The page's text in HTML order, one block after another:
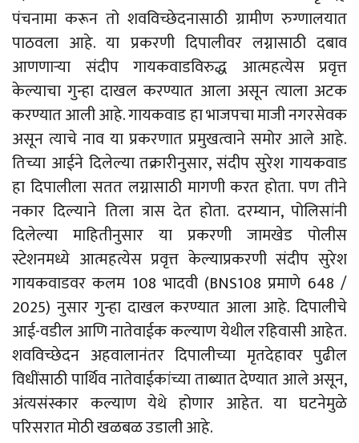
पंचनामा करून तो शवविच्छेदनासाठी ग्रामीण रुग्णालयात
पाठवला आहे. या प्रकरणी दिपालीवर लग्नासाठी दबाव
आणणाऱ्या संदीप गायकवाडविरुद्ध आत्महत्येस प्रवृत्त
केल्याचा गुन्हा दाखल करण्यात आला असून त्याला अटक
करण्यात आली आहे. गायकवाड हा भाजपचा माजी नगरसेवक
असून त्याचे नाव या प्रकरणात प्रमुखत्वाने समोर आले आहे.
तिच्या आईने दिलेल्या तक्रारीनुसार, संदीप सुरेश गायकवाड
हा दिपालीला सतत लग्नासाठी मागणी करत होता. पण तीने
नकार दिल्याने तिला त्रास देत होता. दरम्यान, पोलिसांनी
दिलेल्या माहितीनुसार या प्रकरणी जामखेड पोलीस
स्टेशनमध्ये आत्महत्येस प्रवृत्त केल्याप्रकरणी संदीप सुरेश
गायकवाडवर कलम 108 भादवी (BNS108 प्रमाणे 648 /
2025) नुसार गुन्हा दाखल करण्यात आला आहे. दिपालीचे
आई-वडील आणि नातेवाईक कल्याण येथील रहिवासी आहेत.
शवविच्छेदन अहवालानंतर दिपालीच्या मृतदेहावर पुढील
विधींसाठी पार्थिव नातेवाईकांच्या ताब्यात देण्यात आले असून,
अंत्यसंस्कार कल्याण येथे होणार आहेत. या घटनेमुळे
परिसरात मोठी खळबळ उडाली आहे.